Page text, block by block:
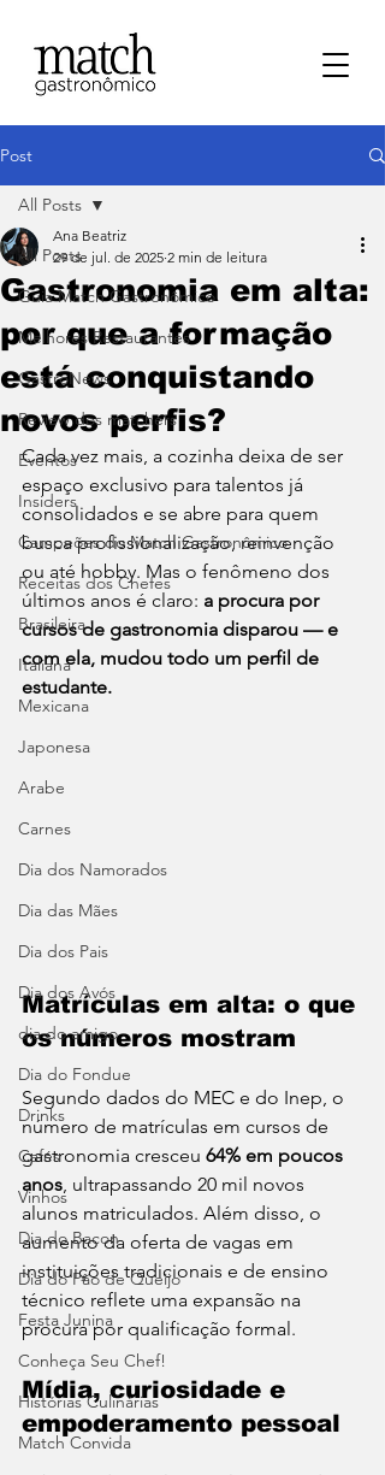
Post
All Posts
⁠Guia Match Gastronômico
Melhores Restaurantes
⁠GastroNews
Review dos matchers
Eventos
⁠Insiders
Campeões do Match Gastronômico
Receitas dos Chefes
Brasileira
Italiana
Mexicana
Japonesa
Arabe
Carnes
Dia dos Namorados
Dia das Mães
Dia dos Pais
Dia dos Avós
dia do amigo
Dia do Fondue
Drinks
Cafés
Vinhos
Dia do Bacon
Dia do Pão de Queijo
Festa Junina
Conheça Seu Chef!
Histórias Culinárias
Match Convida
All Posts
Gastronomia em alta:
por que a formação
está conquistando
novos perfis?
Ana Beatriz
29 de jul. de 2025 2 min de leitura
Cada vez mais, a cozinha deixa de ser
espaço exclusivo para talentos já
consolidados e se abre para quem
busca profissionalização, reinvenção
ou até hobby. Mas o fenômeno dos
últimos anos é claro: a procura por
cursos de gastronomia disparou — e
com ela, mudou todo um perfil de
estudante.
Matrículas em alta: o que
os números mostram
Segundo dados do MEC e do Inep, o
número de matrículas em cursos de
gastronomia cresceu 64% em poucos
anos, ultrapassando 20 mil novos
alunos matriculados. Além disso, o
aumento da oferta de vagas em
instituições tradicionais e de ensino
técnico reflete uma expansão na
procura por qualificação formal.
Mídia, curiosidade e
empoderamento pessoal